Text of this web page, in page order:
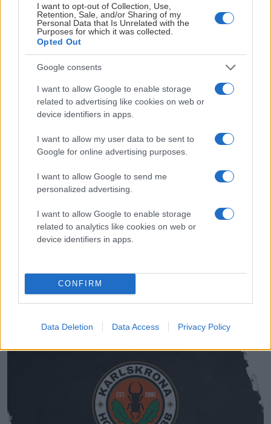
I want to opt-out of Collection, Use,
Retention, Sale, and/or Sharing of my
Personal Data that Is Unrelated with the
Purposes for which it was collected.
Opted Out
Google consents
I want to allow Google to enable storage
related to advertising like cookies on web or
device identifiers in apps.
I want to allow my user data to be sent to
Google for online advertising purposes.
I want to allow Google to send me
personalized advertising.
I want to allow Google to enable storage
related to analytics like cookies on web or
device identifiers in apps.
CONFIRM
Data Deletion Data Access Privacy Policy
2026-06-23
KHK värvar centern Jonathan Andersen
Försäljningsdag för säsongskort Publicerad 2026-06-19
Försäljningsdag för säsongskort